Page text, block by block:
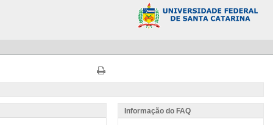
Informação do FAQ